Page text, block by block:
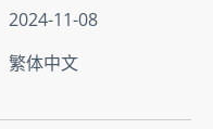
2024-11-08
繁体中文